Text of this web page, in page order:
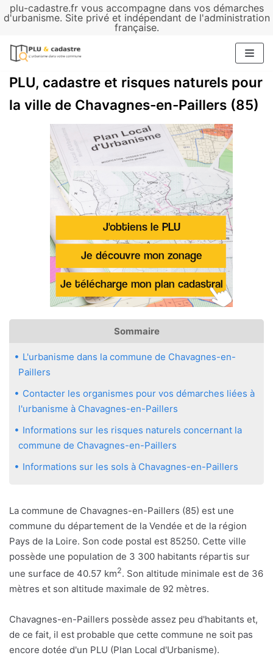
plu-cadastre.fr vous accompagne dans vos démarches
d'urbanisme. Site privé et indépendant de l'administration
française.
Aller
contenu
PLU, cadastre et risques naturels pour
la ville de Chavagnes-en-Paillers (85)
Sommaire
L'urbanisme dans la commune de Chavagnes-en-
Paillers
Contacter les organismes pour vos démarches liées à
l'urbanisme à Chavagnes-en-Paillers
Informations sur les risques naturels concernant la
commune de Chavagnes-en-Paillers
Informations sur les sols à Chavagnes-en-Paillers
La commune de Chavagnes-en-Paillers (85) est une
commune du département de la Vendée et de la région
Pays de la Loire. Son code postal est 85250. Cette ville
possède une population de 3 300 habitants répartis sur
une surface de 40.57 km2. Son altitude minimale est de 36
mètres et son altitude maximale de 92 mètres.
Chavagnes-en-Paillers possède assez peu d'habitants et,
de ce fait, il est probable que cette commune ne soit pas
encore dotée d'un PLU (Plan Local d'Urbanisme).